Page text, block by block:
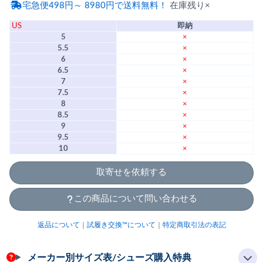
宅急便498円～ 8980円で送料無料！ 在庫残り×
US
即納
5
×
5.5
×
6
×
6.5
×
7
×
7.5
×
8
×
8.5
×
9
×
9.5
×
10
×
取寄せを依頼する
この商品について問い合わせる
返品について 試履き交換™について 特定商取引法の表記
メーカー別サイズ表/シューズ購入特典